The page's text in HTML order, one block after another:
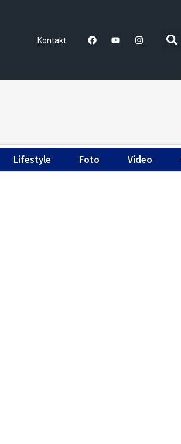
Kontakt
Lifestyle Foto Video